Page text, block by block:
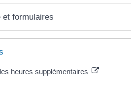
et formulaires
heures supplémentaires